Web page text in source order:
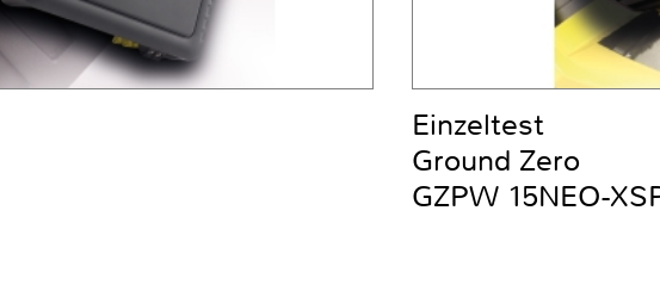
Einzeltest
Ground Zero
GZPW 15NEO-